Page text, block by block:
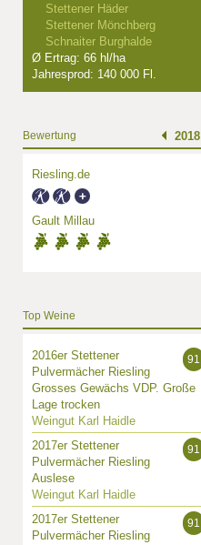
Stettener Häder
Stettener Mönchberg
Schnaiter Burghalde
Ø Ertrag: 66 hl/ha
Jahresprod: 140 000 Fl.
Bewertung 2018
Riesling.de
Gault Millau
Top Weine
91
2016er Stettener
Pulvermächer Riesling
Grosses Gewächs VDP. Große
Lage trocken
Weingut Karl Haidle
91
2017er Stettener
Pulvermächer Riesling
Auslese
Weingut Karl Haidle
91
2017er Stettener
Pulvermächer Riesling